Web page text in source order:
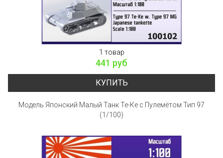
1 товар
441 руб
КУПИТЬ
Модель Японский Малый Танк Те-Ке с Пулемётом Тип 97
(1/100)